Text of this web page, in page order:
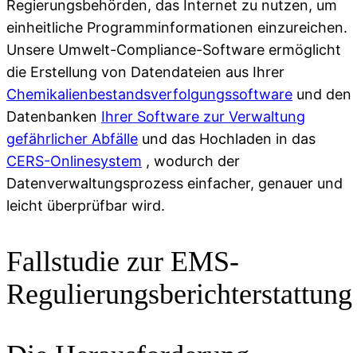
Regierungsbehörden, das Internet zu nutzen, um
einheitliche Programminformationen einzureichen.
Unsere Umwelt-Compliance-Software ermöglicht
die Erstellung von Datendateien aus Ihrer
Chemikalienbestandsverfolgungssoftware und den
Datenbanken Ihrer Software zur Verwaltung
gefährlicher Abfälle und das Hochladen in das
CERS-Onlinesystem , wodurch der
Datenverwaltungsprozess einfacher, genauer und
leicht überprüfbar wird.
Fallstudie zur EMS-
Regulierungsberichterstattung